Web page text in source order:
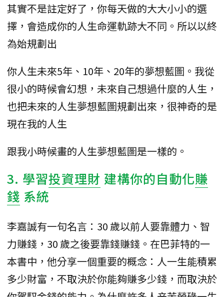
其實不是註定好了，你每天做的大大小小的選
擇，會造成你的人生命運軌跡大不同。所以以終
為始規劃出
你人生未來5年、10年、20年的夢想藍圖。我從
很小的時候會幻想，未來自己想過什麼的人生，
也把未來的人生夢想藍圖規劃出來，很神奇的是
現在我的人生
跟我小時候畫的人生夢想藍圖是一樣的。
3. 學習投資理財 建構你的自動化賺
錢 系統
李嘉誠有一句名言：30 歲以前人要靠體力、智
力賺錢，30 歲之後要靠錢賺錢。在巴菲特的一
本書中，他分享一個重要的概念：人一生能積累
多少財富，不取決於你能夠賺多少錢，而取決於